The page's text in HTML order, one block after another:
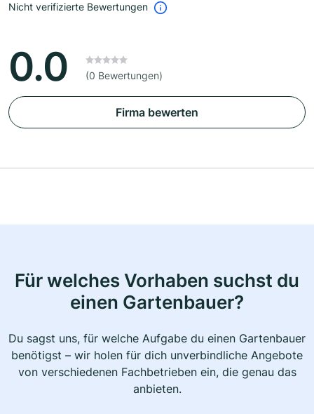
Nicht verifizierte Bewertungen
0.0 (0 Bewertungen)
Firma bewerten
Für welches Vorhaben suchst du
einen Gartenbauer?
Du sagst uns, für welche Aufgabe du einen Gartenbauer
benötigst – wir holen für dich unverbindliche Angebote
von verschiedenen Fachbetrieben ein, die genau das
anbieten.